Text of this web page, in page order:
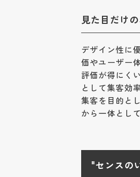
見た目だけ
デザイン性に
価やユーザー
評価が得にく
として集客効
集客を目的と
から一体とし
"センスの